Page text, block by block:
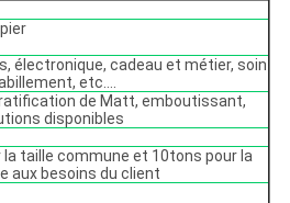
électronique, cadeau et métier, soin
etc….
de Matt, emboutissant,
disponibles
la taille commune et 10tons pour la
aux besoins du client